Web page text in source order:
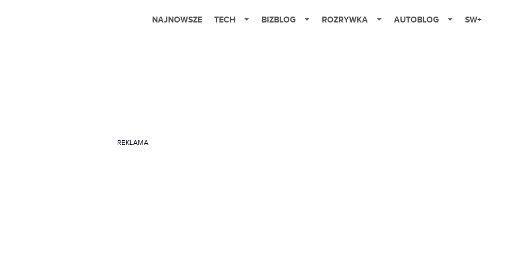
NAJNOWSZE TECH BIZBLOG ROZRYWKA AUTOBLOG SW+
REKLAMA